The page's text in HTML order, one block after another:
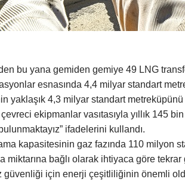
bu yana gemiden gemiye 49 LNG
esnasında 4,4 milyar standart
yaklaşık 4,3 milyar standart
ekipmanlar vasıtasıyla yıllık 145
ifadelerini kullandı.
kapasitesinin gaz fazında 110 milyon
miktarına bağlı olarak ihtiyaca göre
güvenliği için enerji çeşitliliğinin önemli